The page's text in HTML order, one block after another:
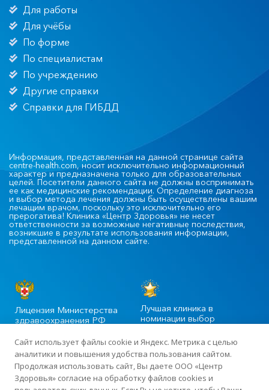
Для работы
Для учёбы
По форме
По специалистам
По учреждению
Другие справки
Справки для ГИБДД
Информация, представленная на данной странице сайта
centre-health.com, носит исключительно информационный
характер и предназначена только для образовательных
целей. Посетители данного сайта не должны воспринимать
ее как медицинские рекомендации. Определение диагноза
и выбор метода лечения должны быть осуществлены вашим
лечащим врачом, поскольку это исключительно его
прерогатива! Клиника «Центр Здоровья» не несет
ответственности за возможные негативные последствия,
возникшие в результате использования информации,
представленной на данном сайте.
Лицензия Министерства
здравоохранения РФ
Лучшая клиника в
номинации выбор
©2020-2025 Официальный сайт сети многопрофильных клиник
«Центр Здоровья» в Москве
Сайт использует файлы cookie и Яндекс. Метрика с целью
аналитики и повышения удобства пользования сайтом.
Продолжая использовать сайт, Вы даете ООО «Центр
Здоровья» согласие на обработку файлов cookies и